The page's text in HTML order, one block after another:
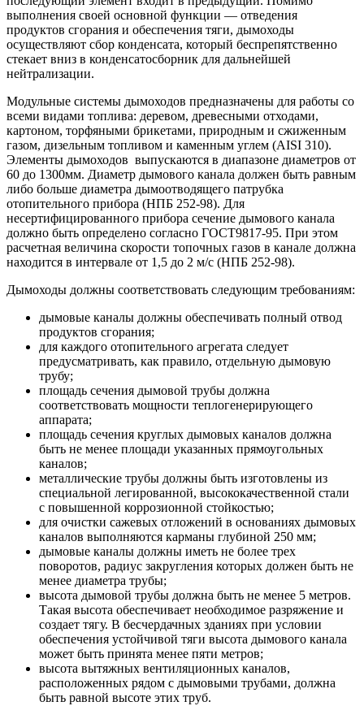
выполнения своей основной функции — отведения
продуктов сгорания и обеспечения тяги, дымоходы
осуществляют сбор конденсата, который беспрепятственно
стекает вниз в конденсатосборник для дальнейшей
нейтрализации.
Модульные системы дымоходов предназначены для работы со
всеми видами топлива: деревом, древесными отходами,
картоном, торфяными брикетами, природным и сжиженным
газом, дизельным топливом и каменным углем (AISI 310).
Элементы дымоходов выпускаются в диапазоне диаметров от
60 до 1300мм. Диаметр дымового канала должен быть равным
либо больше диаметра дымоотводящего патрубка
отопительного прибора (НПБ 252-98). Для
несертифицированного прибора сечение дымового канала
должно быть определено согласно ГОСТ9817-95. При этом
расчетная величина скорости топочных газов в канале должна
находится в интервале от 1,5 до 2 м/с (НПБ 252-98).
Дымоходы должны соответствовать следующим требованиям:
дымовые каналы должны обеспечивать полный отвод
продуктов сгорания;
для каждого отопительного агрегата следует
предусматривать, как правило, отдельную дымовую
трубу;
площадь сечения дымовой трубы должна
соответствовать мощности теплогенерирующего
аппарата;
площадь сечения круглых дымовых каналов должна
быть не менее площади указанных прямоугольных
каналов;
металлические трубы должны быть изготовлены из
специальной легированной, высококачественной стали
с повышенной коррозионной стойкостью;
для очистки сажевых отложений в основаниях дымовых
каналов выполняются карманы глубиной 250 мм;
дымовые каналы должны иметь не более трех
поворотов, радиус закругления которых должен быть не
менее диаметра трубы;
высота дымовой трубы должна быть не менее 5 метров.
Такая высота обеспечивает необходимое разряжение и
создает тягу. В бесчердачных зданиях при условии
обеспечения устойчивой тяги высота дымового канала
может быть принята менее пяти метров;
высота вытяжных вентиляционных каналов,
расположенных рядом с дымовыми трубами, должна
быть равной высоте этих труб.